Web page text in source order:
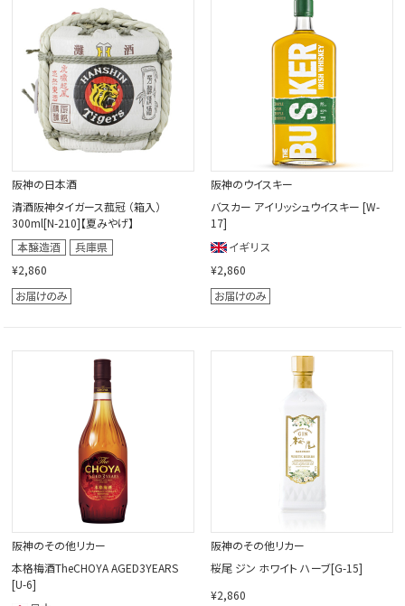
阪神の日本酒
清酒阪神タイガース菰冠 （箱入）
300ml[N-210]【夏みやげ】
¥2,860
阪神のウイスキー
バスカー アイリッシュウイスキー [W-
17]
¥2,860
阪神のその他リカー
本格梅酒TheCHOYA AGED3YEARS
[U-6]
阪神のその他リカー
桜尾 ジン ホワイト ハーブ[G-15]
¥2,860